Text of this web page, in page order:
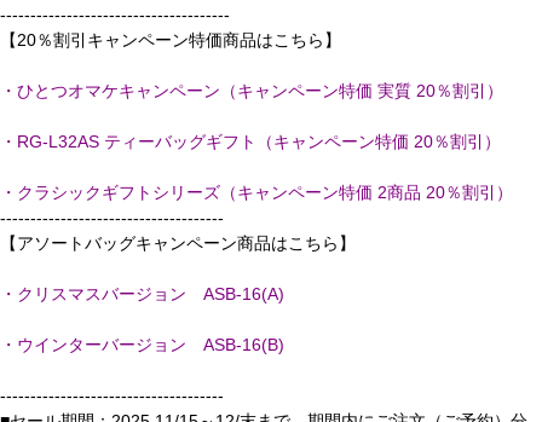
--------------------------------------
【20％割引キャンペーン特価商品はこちら】
・ひとつオマケキャンペーン（キャンペーン特価 実質 20％割引）
・RG-L32AS ティーバッグギフト（キャンペーン特価 20％割引）
・クラシックギフトシリーズ（キャンペーン特価 2商品 20％割引）
-------------------------------------
【アソートバッグキャンペーン商品はこちら】
・クリスマスバージョン ASB-16(A)
・ウインターバージョン ASB-16(B)
-------------------------------------